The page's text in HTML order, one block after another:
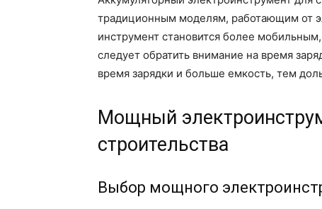
традиционным моделям, работающим от
инструмент становится более
следует обратить внимание на время
время зарядки и больше емкость, тем
Мощный
строительства
Выбор мощного